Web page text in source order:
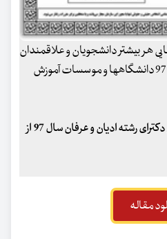
هر بیشتر دانشجویان و علاقمندان
سئوالات آزمون دکترای سال 97 دانشگاهها و موسسات آموزش
برای دریافت سئوالات آزمون دکترای رشته ادیان و عرفان سال 97 از
مقاله